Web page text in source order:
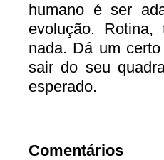
humano é ser
evolução.
nada. Dá um
sair do seu
esperado.
Comentários